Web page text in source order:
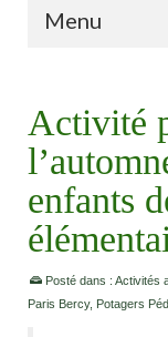
Menu
Activité
enfants
Posté dans : Activités
Paris Bercy, Potagers